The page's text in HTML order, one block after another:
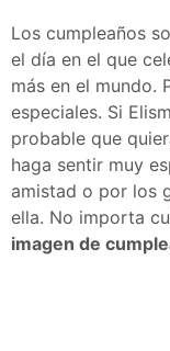
Los cumpleaños
el día en el que
más en el mundo.
especiales. Si
probable que
haga sentir muy
amistad o por los
ella. No importa
imagen de